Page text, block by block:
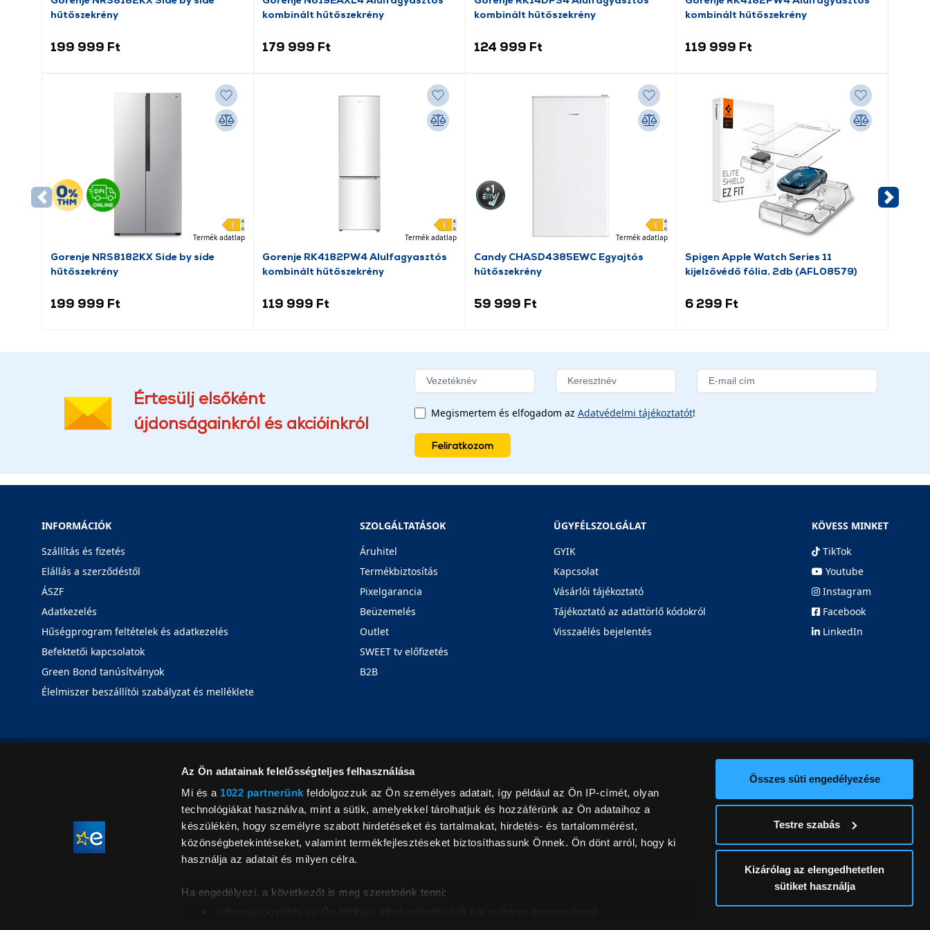
Az Ön adatainak felelősségteljes felhasználása
Mi és a 1022 partnerünk feldolgozzuk az Ön személyes adatait, így például az Ön IP-címét, olyan
technológiákat használva, mint a sütik, amelyekkel tárolhatjuk és hozzáférünk az Ön adataihoz a
készülékén, hogy személyre szabott hirdetéseket és tartalmakat, hirdetés- és tartalommérést,
közönségbetekintéseket, valamint termékfejlesztéseket biztosíthassunk Önnek. Ön dönt arról, hogy ki
használja az adatait és milyen célra.
Ha engedélyezi, a következőt is meg szeretnénk tenni:
Összes süti engedélyezése
Testre szabás
Kizárólag az elengedhetetlen
sütiket használja
hűtőszekrény
199 999 Ft
kombinált hűtőszekrény
179 999 Ft
kombinált hűtőszekrény
124 999 Ft
kombinált hűtőszekrény
119 999 Ft
Termék adatlap
Gorenje NRS8182KX Side by side
hűtőszekrény
199 999 Ft
Termék adatlap
Gorenje RK4182PW4 Alulfagyasztós
kombinált hűtőszekrény
119 999 Ft
Termék adatlap
Candy CHASD4385EWC Egyajtós
hűtőszekrény
59 999 Ft
Spigen Apple Watch Series 11
kijelzővédő fólia, 2db (AFL08579)
6 299 Ft
Értesülj elsőként
újdonságainkról és akcióinkról
Megismertem és elfogadom az Adatvédelmi tájékoztatót!
Feliratkozom
INFORMÁCIÓK
Szállítás és fizetés
Elállás a szerződéstől
ÁSZF
Adatkezelés
Hűségprogram feltételek és adatkezelés
Befektetői kapcsolatok
Green Bond tanúsítványok
Élelmiszer beszállítói szabályzat és melléklete
SZOLGÁLTATÁSOK
Áruhitel
Termékbiztosítás
Pixelgarancia
Beüzemelés
Outlet
SWEET tv előfizetés
B2B
ÜGYFÉLSZOLGÁLAT
GYIK
Kapcsolat
Vásárlói tájékoztató
Tájékoztató az adattörlő kódokról
Visszaélés bejelentés
KÖVESS MINKET
TikTok
Youtube
Instagram
Facebook
LinkedIn
© 2026. Minden jog fenntartva! Euronics Műszaki Áruházlánc